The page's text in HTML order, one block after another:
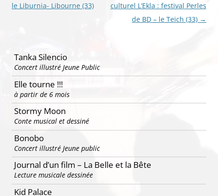
des
le Liburnia- Libourne (33)
culturel L’Ekla : festival Perles
de BD – le Teich (33) →
Tanka Silencio
Concert illustré Jeune Public
Elle tourne !!!
à partir de 6 mois
Stormy Moon
Conte musical et dessiné
Bonobo
Concert illustré Jeune public
Journal d’un film – La Belle et la Bête
Lecture musicale dessinée
Kid Palace